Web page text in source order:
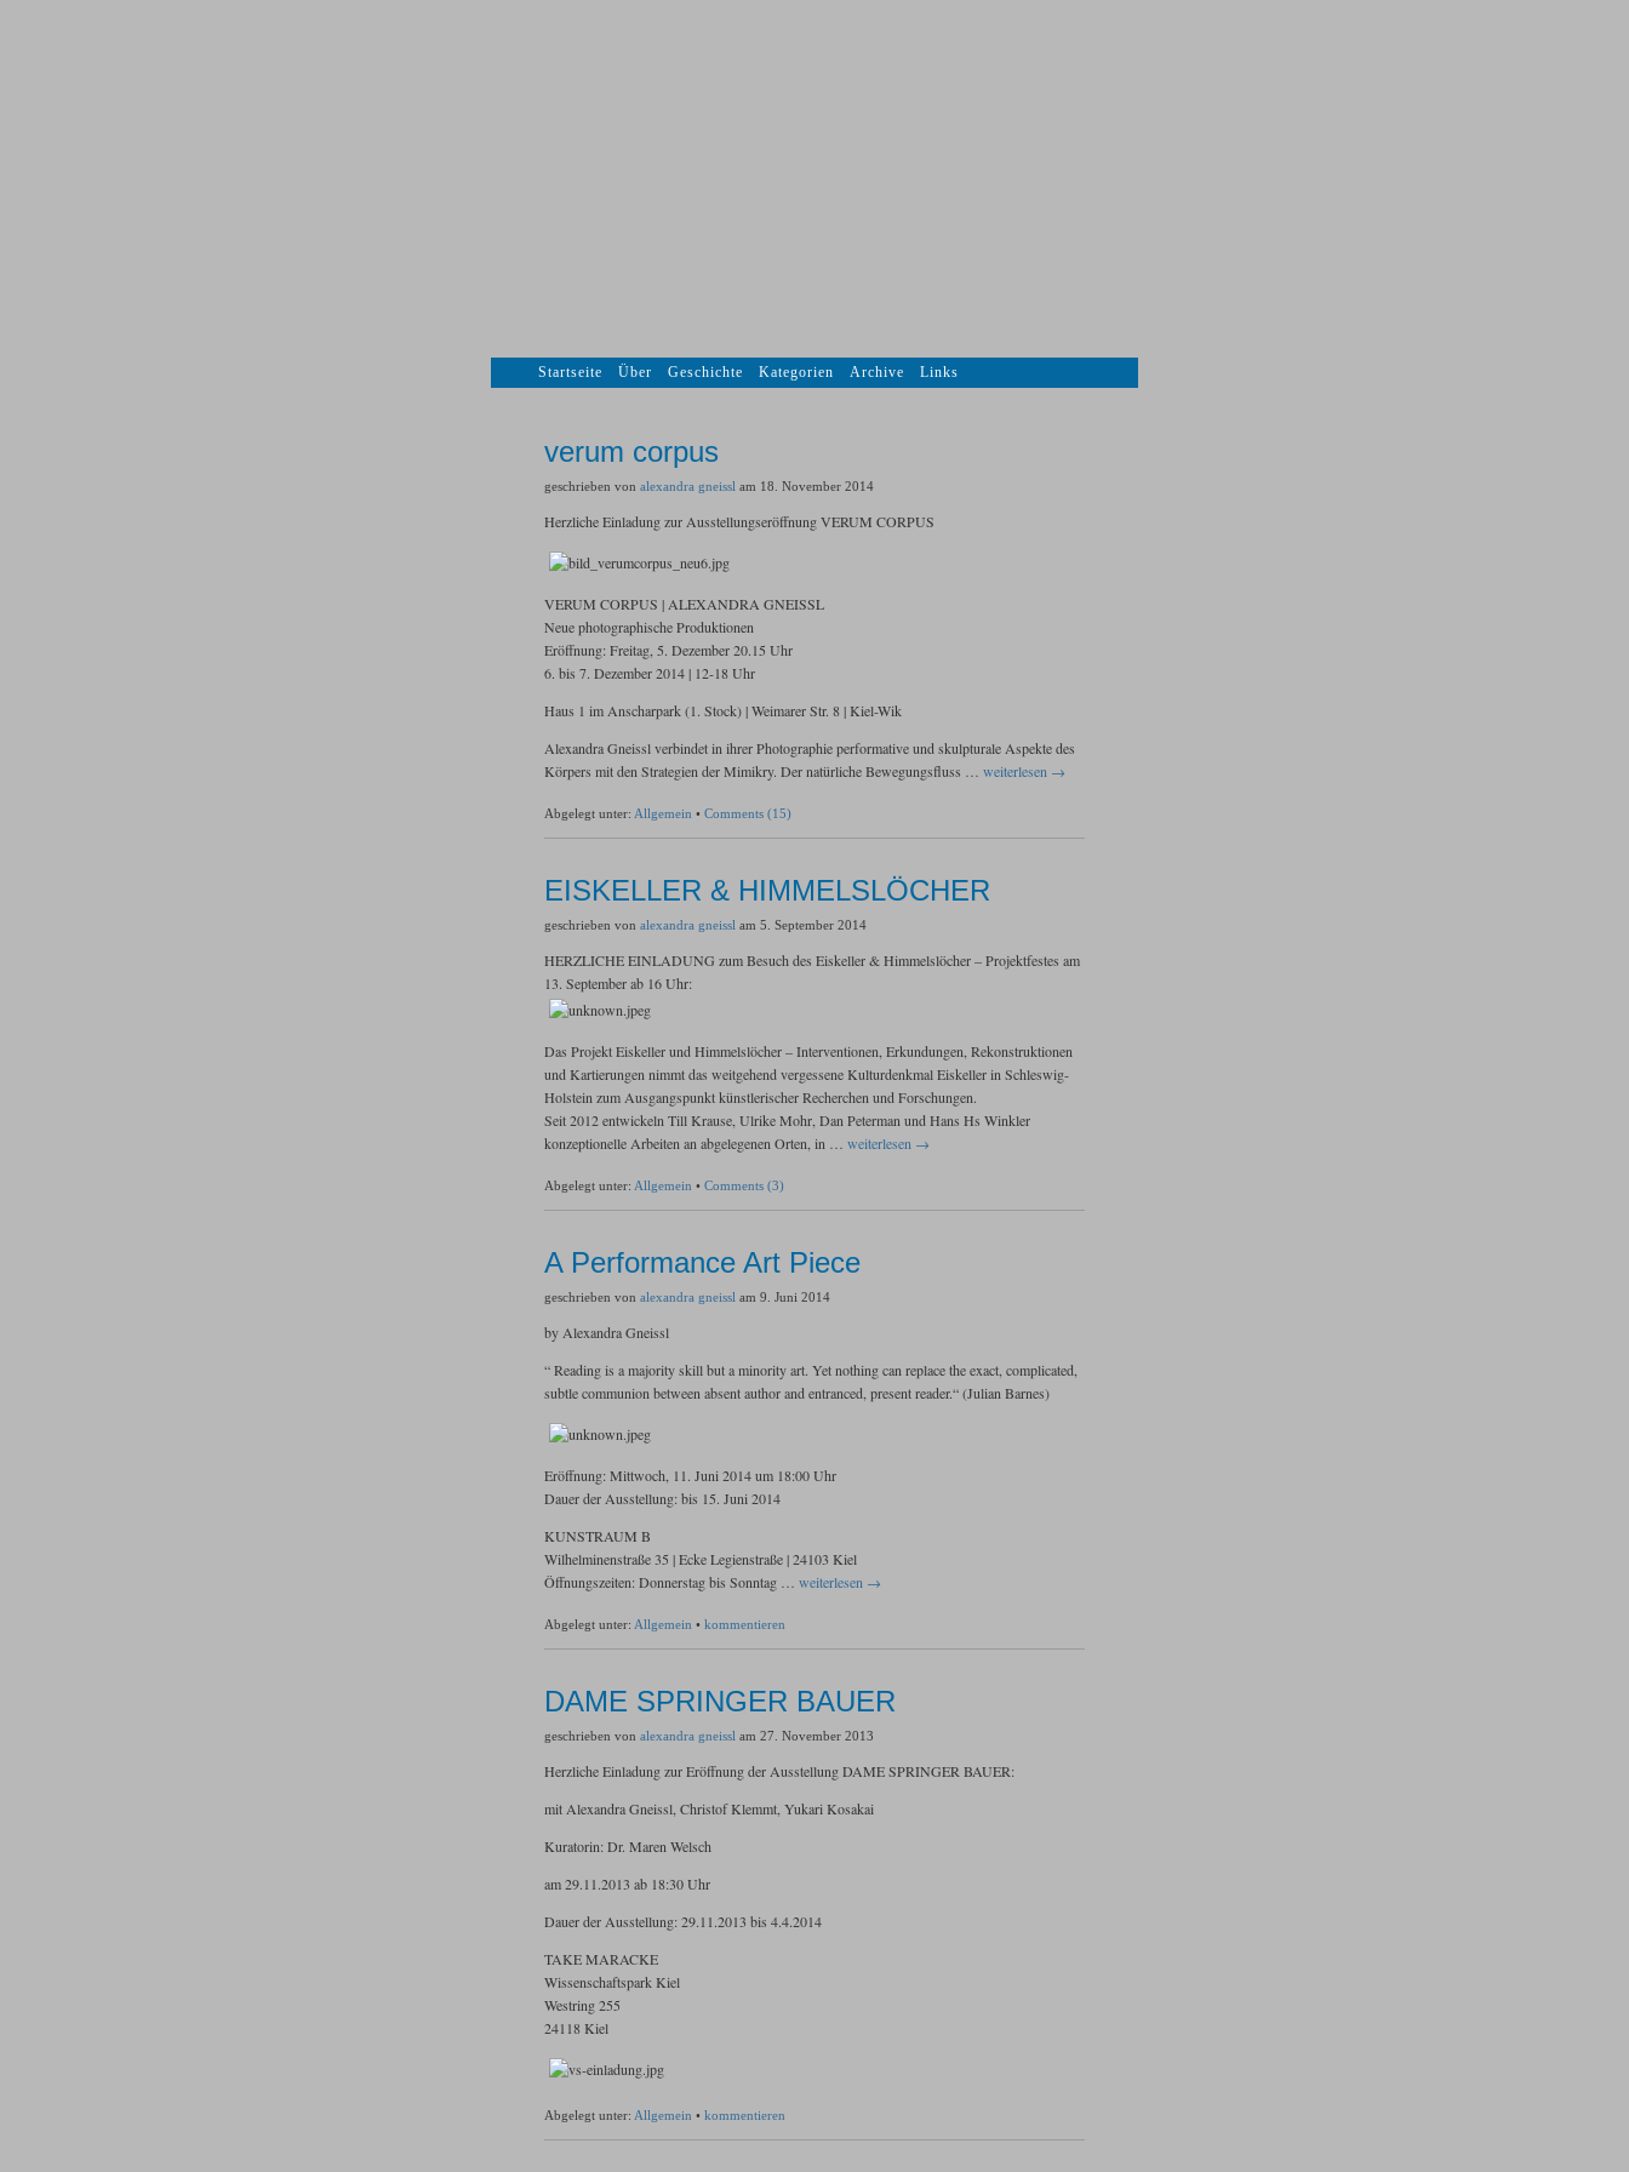
Startseite Über Geschichte Kategorien Archive Links
verum corpus
geschrieben von alexandra gneissl am 18. November 2014
Herzliche Einladung zur Ausstellungseröffnung VERUM CORPUS
VERUM CORPUS | ALEXANDRA GNEISSL
Neue photographische Produktionen
Eröffnung: Freitag, 5. Dezember 20.15 Uhr
6. bis 7. Dezember 2014 | 12-18 Uhr
Haus 1 im Anscharpark (1. Stock) | Weimarer Str. 8 | Kiel-Wik
Alexandra Gneissl verbindet in ihrer Photographie performative und skulpturale Aspekte des
Körpers mit den Strategien der Mimikry. Der natürliche Bewegungsfluss … weiterlesen →
Abgelegt unter: Allgemein • Comments (15)
EISKELLER & HIMMELSLÖCHER
geschrieben von alexandra gneissl am 5. September 2014
HERZLICHE EINLADUNG zum Besuch des Eiskeller & Himmelslöcher – Projektfestes am
13. September ab 16 Uhr:
Das Projekt Eiskeller und Himmelslöcher – Interventionen, Erkundungen, Rekonstruktionen
und Kartierungen nimmt das weitgehend vergessene Kulturdenkmal Eiskeller in Schleswig-
Holstein zum Ausgangspunkt künstlerischer Recherchen und Forschungen.
Seit 2012 entwickeln Till Krause, Ulrike Mohr, Dan Peterman und Hans Hs Winkler
konzeptionelle Arbeiten an abgelegenen Orten, in … weiterlesen →
Abgelegt unter: Allgemein • Comments (3)
A Performance Art Piece
geschrieben von alexandra gneissl am 9. Juni 2014
by Alexandra Gneissl
“ Reading is a majority skill but a minority art. Yet nothing can replace the exact, complicated,
subtle communion between absent author and entranced, present reader.“ (Julian Barnes)
Eröffnung: Mittwoch, 11. Juni 2014 um 18:00 Uhr
Dauer der Ausstellung: bis 15. Juni 2014
KUNSTRAUM B
Wilhelminenstraße 35 | Ecke Legienstraße | 24103 Kiel
Öffnungszeiten: Donnerstag bis Sonntag … weiterlesen →
Abgelegt unter: Allgemein • kommentieren
DAME SPRINGER BAUER
geschrieben von alexandra gneissl am 27. November 2013
Herzliche Einladung zur Eröffnung der Ausstellung DAME SPRINGER BAUER:
mit Alexandra Gneissl, Christof Klemmt, Yukari Kosakai
Kuratorin: Dr. Maren Welsch
am 29.11.2013 ab 18:30 Uhr
Dauer der Ausstellung: 29.11.2013 bis 4.4.2014
TAKE MARACKE
Wissenschaftspark Kiel
Westring 255
24118 Kiel
Abgelegt unter: Allgemein • kommentieren